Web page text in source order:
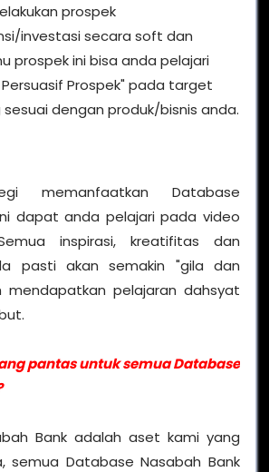
prospek
investasi secara soft dan
prospek ini bisa anda pelajari
Prospek" pada target
dengan produk/bisnis anda.
memanfaatkan Database
dapat anda pelajari pada video
inspirasi, kreatifitas dan
pasti akan semakin "gila dan
mendapatkan pelajaran dahsyat
pantas untuk semua Database
Bank adalah aset kami yang
semua Database Nasabah Bank